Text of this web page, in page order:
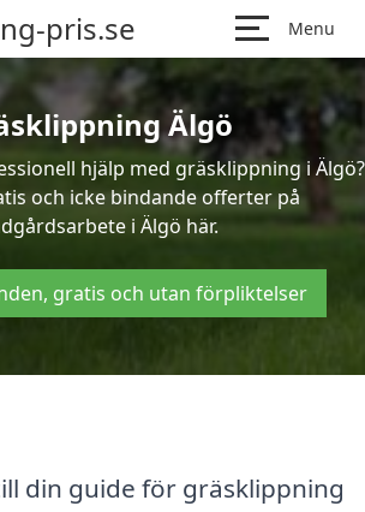
pris.se Menu
Älgö
hjälp med gräsklippning i Älgö?
och icke bindande offerter på
i Älgö här.
gratis och utan förpliktelser
din guide för gräsklippning